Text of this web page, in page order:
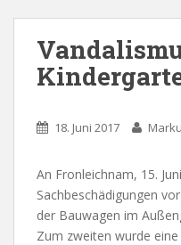
18. Juni 2017
An Fronleichnam, 15.
Sachbeschädigungen
der Bauwagen im
Zum zweiten wurde